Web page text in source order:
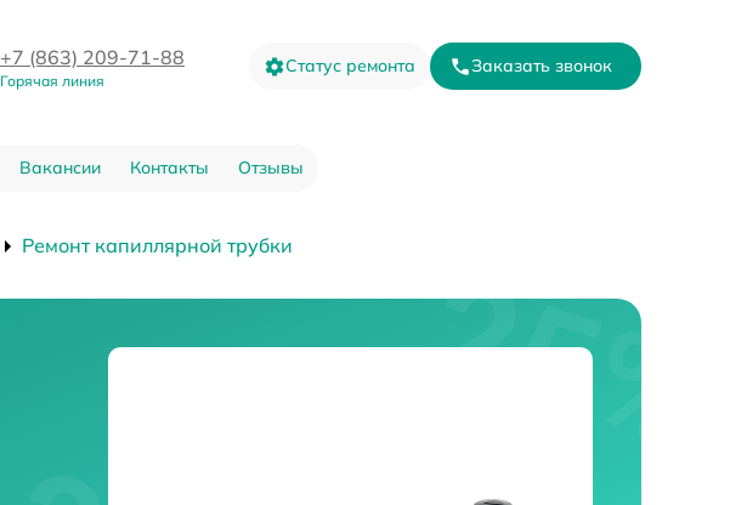
+7 (863) 209-71-88
Горячая линия
Статус ремонта Заказать звонок
Вакансии Контакты Отзывы
Ремонт капиллярной трубки